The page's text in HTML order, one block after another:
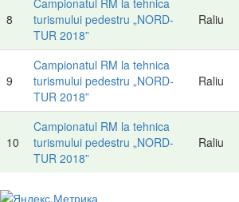
8
turismului pedestru „NORD-
TUR 2018”
Raliu
9
Campionatul RM la tehnica
turismului pedestru „NORD-
TUR 2018”
Raliu
10
Campionatul RM la tehnica
turismului pedestru „NORD-
TUR 2018”
Raliu